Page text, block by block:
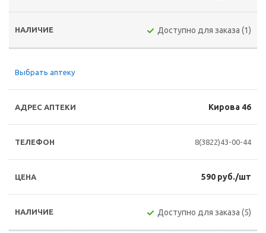
Доступно для заказа (1)
Выбрать аптеку
Кирова 46
8(3822)43-00-44
590 руб./шт
Доступно для заказа (5)